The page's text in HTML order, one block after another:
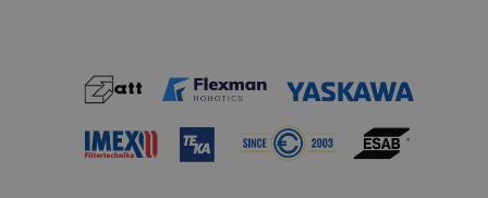
Elengedhetetlenül szükséges